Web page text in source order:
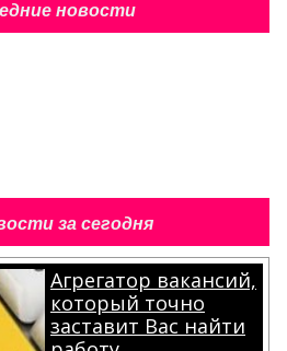
новости
за сегодня
Агрегатор вакансий,
который точно
заставит Вас найти